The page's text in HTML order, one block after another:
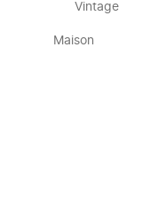
Vintage
Maison